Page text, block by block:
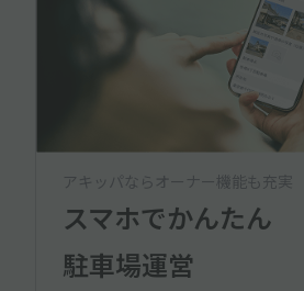
アキッパならオーナー機能も充実
スマホでかんたん
駐車場運営